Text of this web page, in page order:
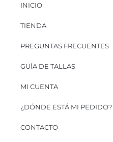
INICIO
TIENDA
PREGUNTAS FRECUENTES
GUÍA DE TALLAS
MI CUENTA
¿DÓNDE ESTÁ MI PEDIDO?
CONTACTO